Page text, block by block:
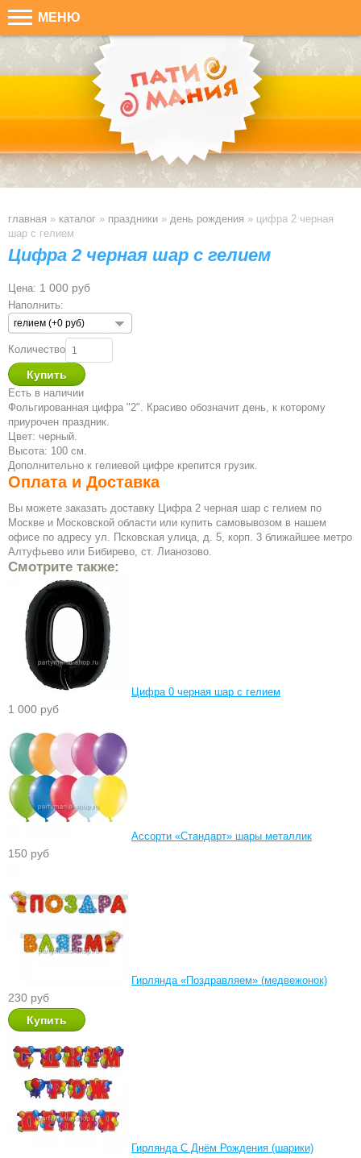
МЕНЮ
главная » каталог » праздники » день рождения » цифра 2 черная
шар с гелием
Цифра 2 черная шар с гелием
Цена: 1 000 руб
Наполнить:
гелием (+0 руб)
Количество
Есть в наличии
Фольгированная цифра "2". Красиво обозначит день, к которому
приурочен праздник.
Цвет: черный.
Высота: 100 см.
Дополнительно к гелиевой цифре крепится грузик.
Оплата и Доставка
Вы можете заказать доставку Цифра 2 черная шар с гелием по
Москве и Московской области или купить самовывозом в нашем
офисе по адресу ул. Псковская улица, д. 5, корп. 3 ближайшее метро
Алтуфьево или Бибирево, ст. Лианозово.
Смотрите также:
Цифра 0 черная шар с гелием
1 000 руб
Ассорти «Стандарт» шары металлик
150 руб
Гирлянда «Поздравляем» (медвежонок)
230 руб
Гирлянда С Днём Рождения (шарики)